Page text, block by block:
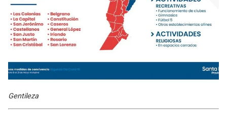
Gentileza